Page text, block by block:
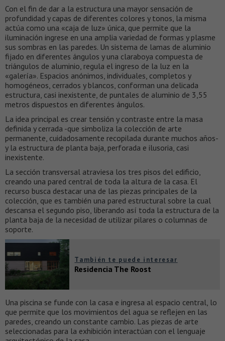
Con el fin de dar a la estructura una mayor sensación de
profundidad y capas de diferentes colores y tonos, la misma
actúa como una «caja de luz» única, que permite que la
iluminación ingrese en una amplia variedad de formas y plasme
sus sombras en las paredes. Un sistema de lamas de aluminio
fijado en diferentes ángulos y una claraboya compuesta de
triángulos de aluminio, regula el ingreso de la luz en la
«galería». Espacios anónimos, individuales, completos y
homogéneos, cerrados y blancos, conforman una delicada
estructura, casi inexistente, de puntales de aluminio de 3,55
metros dispuestos en diferentes ángulos.
La idea principal es crear tensión y contraste entre la masa
definida y cerrada -que simboliza la colección de arte
permanente, cuidadosamente recopilada durante muchos años-
y la estructura de planta baja, perforada e ilusoria, casi
inexistente.
La sección transversal atraviesa los tres pisos del edificio,
creando una pared central de toda la altura de la casa. El
recurso busca destacar una de las piezas principales de la
colección, que es también una pared estructural sobre la cual
descansa el segundo piso, liberando así toda la estructura de la
planta baja de la necesidad de utilizar pilares o columnas de
soporte.
También te puede interesar
Residencia The Roost
Una piscina se funde con la casa e ingresa al espacio central, lo
que permite que los movimientos del agua se reflejen en las
paredes, creando un constante cambio. Las piezas de arte
seleccionadas para la exhibición interactúan con el lenguaje